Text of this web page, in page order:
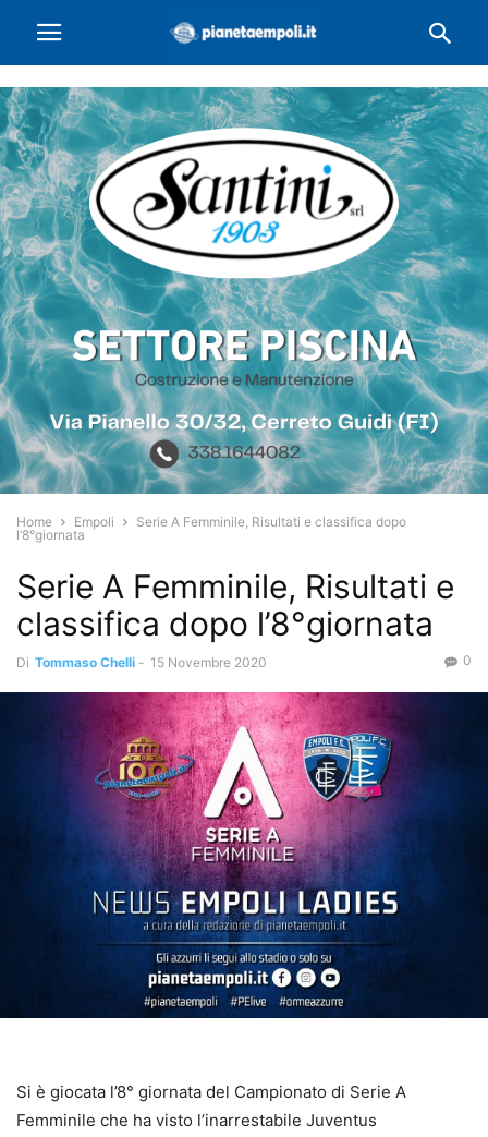
Home Empoli
Serie A Femminile, Risultati e classifica dopo
l’8°giornata
Serie A Femminile, Risultati e
classifica dopo l’8°giornata
Di Tommaso Chelli - 15 Novembre 2020 0
Si è giocata l’8° giornata del Campionato di Serie A
Femminile che ha visto l’inarrestabile Juventus